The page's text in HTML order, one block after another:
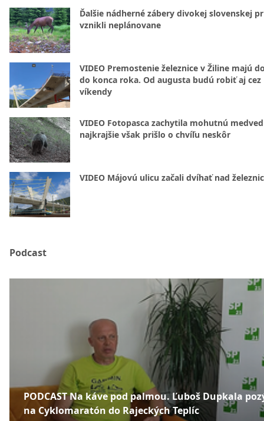
Ďalšie nádherné zábery divokej slovenskej
vznikli neplánovane
VIDEO Premostenie železnice v Žiline majú
do konca roka. Od augusta budú robiť aj cez
víkendy
VIDEO Fotopasca zachytila mohutnú
najkrajšie však prišlo o chvíľu neskôr
VIDEO Májovú ulicu začali dvíhať nad
Podcast
PODCAST Na káve pod palmou. Ľuboš Dupkala
na Cyklomaratón do Rajeckých Teplíc